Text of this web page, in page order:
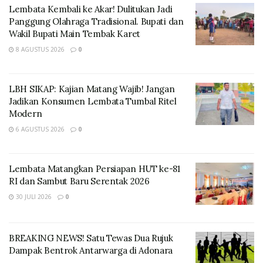
angka 8 persen.
Lembata Kembali ke Akar! Dulitukan Jadi
Panggung Olahraga Tradisional. Bupati dan
Wakil Bupati Main Tembak Karet
8 AGUSTUS 2026 0
LBH SIKAP: Kajian Matang Wajib! Jangan
Jadikan Konsumen Lembata Tumbal Ritel
Modern
6 AGUSTUS 2026 0
Lembata Matangkan Persiapan HUT ke-81
RI dan Sambut Baru Serentak 2026
30 JULI 2026 0
BREAKING NEWS! Satu Tewas Dua Rujuk
Dampak Bentrok Antarwarga di Adonara